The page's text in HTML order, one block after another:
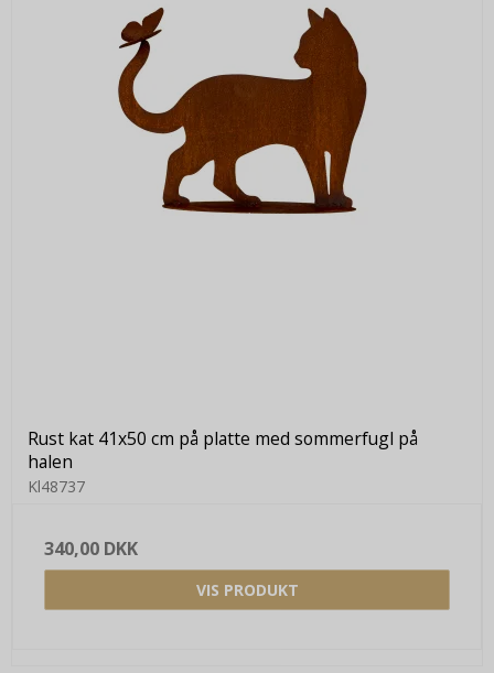
Rust kat 41x50 cm på platte med sommerfugl på
halen
Kl48737
340,00 DKK
VIS PRODUKT